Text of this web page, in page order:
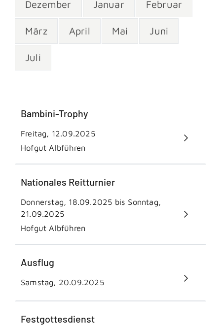
Dezember Januar Februar
März April Mai Juni
Juli
Bambini-Trophy
Freitag, 12.09.2025
Hofgut Albführen
Nationales Reitturnier
Donnerstag, 18.09.2025 bis Sonntag,
21.09.2025
Hofgut Albführen
Ausflug
Samstag, 20.09.2025
Festgottesdienst